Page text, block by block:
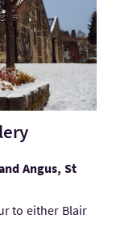
Angus, St
to either Blair